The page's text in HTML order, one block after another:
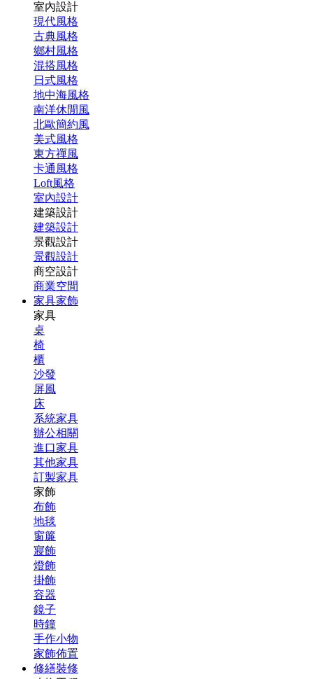
室內設計
現代風格
古典風格
鄉村風格
混搭風格
日式風格
地中海風格
南洋休閒風
北歐簡約風
美式風格
東方禪風
卡通風格
Loft風格
室內設計
建築設計
建築設計
景觀設計
景觀設計
商空設計
商業空間
家具家飾
家具
桌
椅
櫃
沙發
屏風
床
系統家具
辦公相關
進口家具
其他家具
訂製家具
家飾
布飾
地毯
窗簾
寢飾
燈飾
掛飾
容器
鏡子
時鐘
手作小物
家飾佈置
修繕裝修